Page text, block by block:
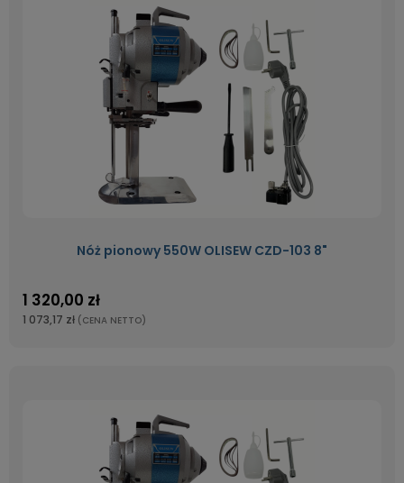
Nóż pionowy 550W OLISEW CZD-103 8"
1 320,00 zł
1 073,17 zł (CENA NETTO)